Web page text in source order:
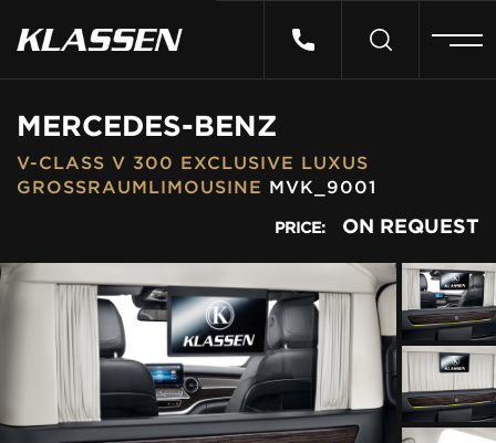
MERCEDES-BENZ
V-CLASS V 300 EXCLUSIVE LUXUS
GROSSRAUMLIMOUSINE MVK_9001
PRICE: ON REQUEST
VEHICLES
ABOUT US
CONTACT